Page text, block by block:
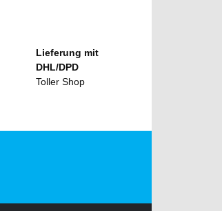
Lieferung mit
DHL/DPD
Toller Shop